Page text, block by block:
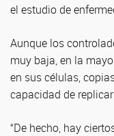
el estudio de
Aunque los
muy baja, en la
en sus células,
capacidad de
“De hecho, hay